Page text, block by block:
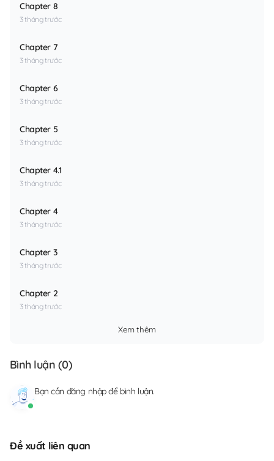
Chapter 8
3 tháng trước
Chapter 7
3 tháng trước
Chapter 6
3 tháng trước
Chapter 5
3 tháng trước
Chapter 4.1
3 tháng trước
Chapter 4
3 tháng trước
Chapter 3
3 tháng trước
Chapter 2
3 tháng trước
Xem thêm
Bình luận (0)
Bạn cần đăng nhậpđể bình luận.
Đề xuất liên quan